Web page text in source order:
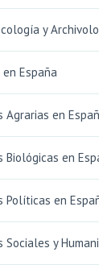
y
España
Agrarias en
Biológicas en
Políticas en
Sociales y